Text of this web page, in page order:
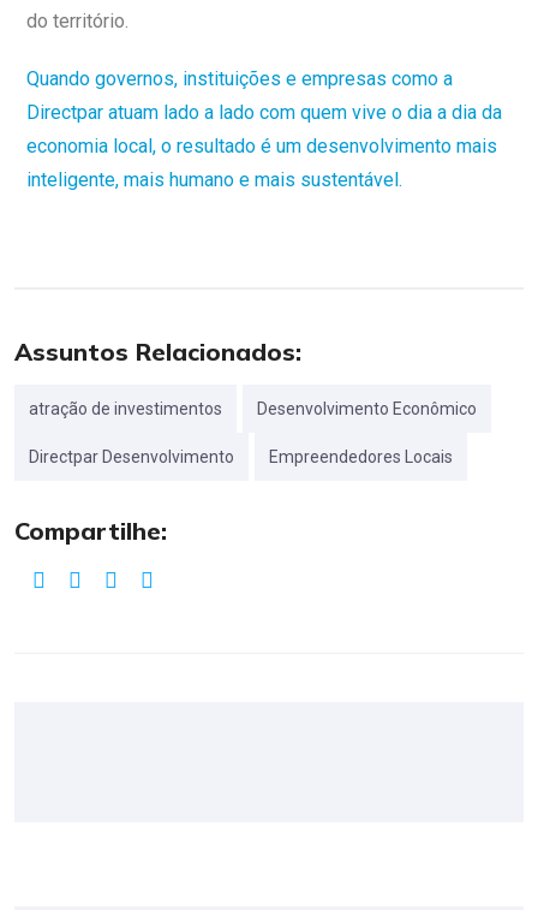
do território.
Quando governos, instituições e empresas como a
Directpar atuam lado a lado com quem vive o dia a dia da
economia local, o resultado é um desenvolvimento mais
inteligente, mais humano e mais sustentável.
Assuntos Relacionados:
atração de investimentos Desenvolvimento Econômico
Directpar Desenvolvimento Empreendedores Locais
Compartilhe: